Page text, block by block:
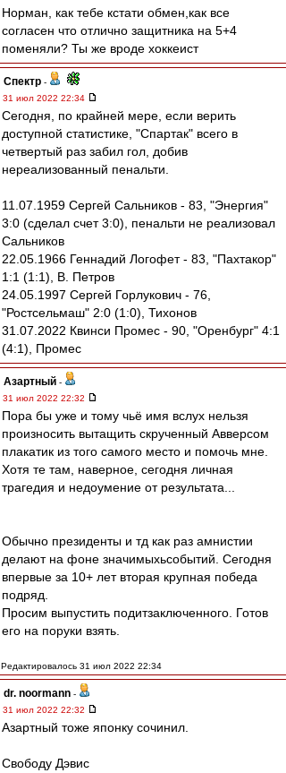
Норман, как тебе кстати обмен,как все
согласен что отлично защитника на 5+4
поменяли? Ты же вроде хоккеист
Спектр -
31 июл 2022 22:34
Сегодня, по крайней мере, если верить
доступной статистике, "Спартак" всего в
четвертый раз забил гол, добив
нереализованный пенальти.
11.07.1959 Сергей Сальников - 83, "Энергия"
3:0 (сделал счет 3:0), пенальти не реализовал
Сальников
22.05.1966 Геннадий Логофет - 83, "Пахтакор"
1:1 (1:1), В. Петров
24.05.1997 Сергей Горлукович - 76,
"Ростсельмаш" 2:0 (1:0), Тихонов
31.07.2022 Квинси Промес - 90, "Оренбург" 4:1
(4:1), Промес
Азартный -
31 июл 2022 22:32
Пора бы уже и тому чьё имя вслух нельзя
произносить вытащить скрученный Авверсом
плакатик из того самого место и помочь мне.
Хотя те там, наверное, сегодня личная
трагедия и недоумение от результата...
Обычно президенты и тд как раз амнистии
делают на фоне значимыхьсобытий. Сегодня
впервые за 10+ лет вторая крупная победа
подряд.
Просим выпустить подитзаключенного. Готов
его на поруки взять.
Редактировалось 31 июл 2022 22:34
dr. noormann -
31 июл 2022 22:32
Азартный тоже японку сочинил.
Свободу Дэвис